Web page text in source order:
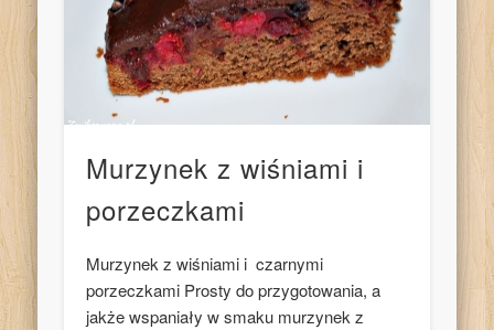
Murzynek z wiśniami i
porzeczkami
Murzynek z wiśniami i czarnymi
porzeczkami Prosty do przygotowania, a
jakże wspaniały w smaku murzynek z